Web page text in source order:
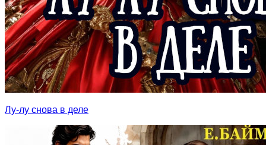
Лу-лу снова в деле